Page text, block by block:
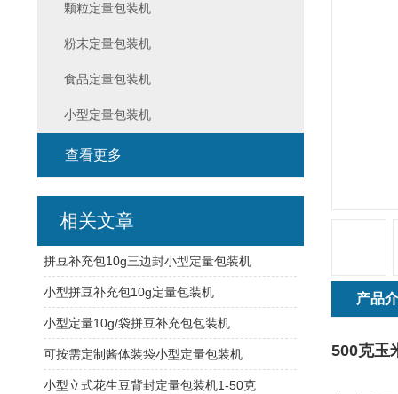
产品
500克玉
颗粒定量包装机
粉末定量包装机
食品定量包装机
小型定量包装机
查看更多
相关文章
拼豆补充包10g三边封小型定量包装机
小型拼豆补充包10g定量包装机
小型定量10g/袋拼豆补充包包装机
可按需定制酱体装袋小型定量包装机
小型立式花生豆背封定量包装机1-50克